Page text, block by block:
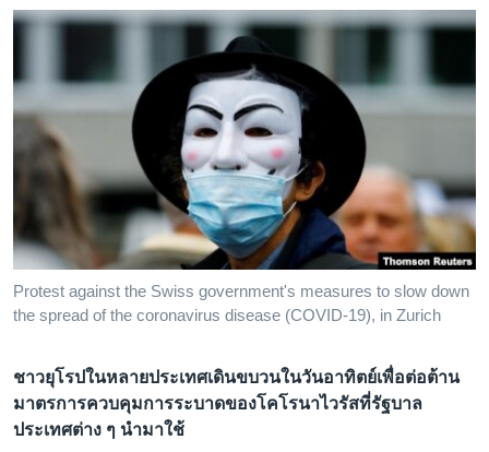
หลัก
ไป
ธุรกิจ
วิทยาศาสตร์
สังคมและสุขภาพ
ไลฟ์สไตล์
ตรวจสอบข่าว
เรียนรู้ภาษาอังกฤษ
พอดคาสต์
ติดตามเรา
เลือกภาษา
Protest against the Swiss government's measures to slow down
the spread of the coronavirus disease (COVID-19), in Zurich
ชาวยุโรปในหลายประเทศเดินขบวนในวันอาทิตย์เพื่อต่อต้าน
มาตรการควบคุมการระบาดของโคโรนาไวรัสที่รัฐบาล
ประเทศต่าง ๆ นำมาใช้